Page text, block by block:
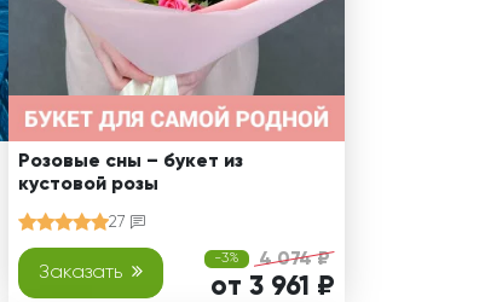
Розовые сны – букет из
кустовой розы
27
Заказать
-3% 4 074 ₽
от 3 961 ₽